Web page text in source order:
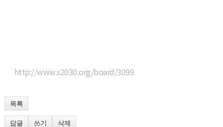
http://www.s2030.org/board/3099
목록
답글 쓰기 삭제